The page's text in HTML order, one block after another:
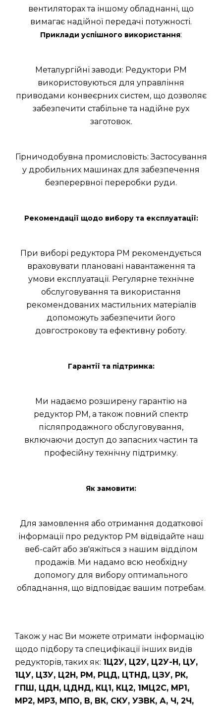
вентиляторах та іншому обладнанні, що
вимагає надійної передачі потужності.
Приклади успішного використання:
Металургійні заводи: Редуктори РМ
використовуються для управління
приводами конвеєрних систем, що дозволяє
забезпечити стабільне та надійне рух
заготовок.
Гірничодобувна промисловість: Застосування
у дробильних машинах для забезпечення
безперервної переробки руди.
Рекомендації щодо вибору та експлуатації:
При виборі редуктора РМ рекомендується
враховувати плановані навантаження та
умови експлуатації. Регулярне технічне
обслуговування та використання
рекомендованих мастильних матеріалів
допоможуть забезпечити його
довгострокову та ефективну роботу.
Гарантії та підтримка:
Ми надаємо розширену гарантію на
редуктор РМ, а також повний спектр
післяпродажного обслуговування,
включаючи доступ до запасних частин та
професійну технічну підтримку.
Як замовити:
Для замовлення або отримання додаткової
інформації про редуктор РМ відвідайте наш
веб-сайт або зв'яжіться з нашим відділом
продажів. Ми надамо всю необхідну
допомогу для вибору оптимального
обладнання, що відповідає вашим потребам.
Також у нас Ви можете отримати інформацію
щодо підбору та специфікації інших видів
редукторів, таких як: 1Ц2У, Ц2У, Ц2У-Н, ЦУ,
1ЦУ, Ц3У, Ц2Н, РМ, РЦД, ЦТНД, ЦЗУ, РК,
ГПШ, ЦДН, ЦДНД, КЦ1, КЦ2, 1МЦ2С, МР1,
МР2, МР3, МПО, В, ВК, СКУ, УЗВК, А, Ч, 2Ч,